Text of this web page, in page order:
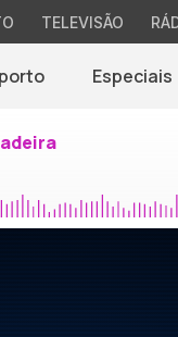
TELEVISÃO
Especiais